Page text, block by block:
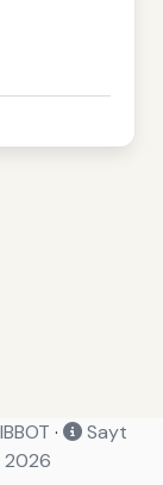
·
Sayt